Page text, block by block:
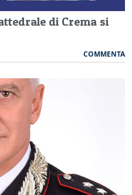
di Crema si
COMMENTA